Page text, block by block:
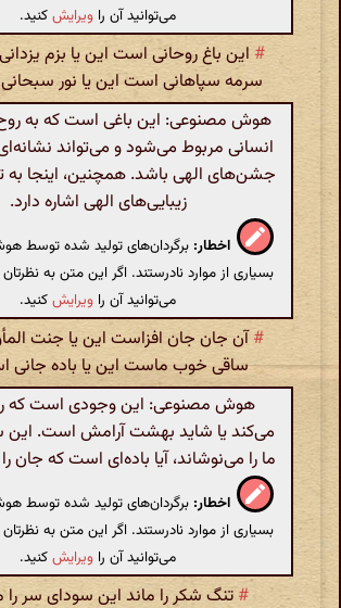
می‌توانید آن را ویرایشکنید.
# این باغ روحانی است این یا بزم
سرمه سپاهانی است این یا نور
هوش مصنوعی: این باغی است که به
انسانی مربوط می‌شود و می‌تواند
جشن‌های الهی باشد. همچنین، اینجا به
زیبایی‌های الهی اشاره دارد.
اخطار: برگردان‌های تولید شده توسط
بسیاری از موارد نادرستند. اگر این متن به
می‌توانید آن را ویرایشکنید.
#آن جان جان افزاست این یا جنت
ساقی خوب ماست این یا باده جانی
هوش مصنوعی: این وجودی است که
می‌کند یا شاید بهشت آرامش است. این
ما را می‌نوشاند، آیا باده‌ای است که جان
اخطار: برگردان‌های تولید شده توسط
بسیاری از موارد نادرستند. اگر این متن به
می‌توانید آن را ویرایشکنید.
# تنگ شکر را ماند این سودای سر را